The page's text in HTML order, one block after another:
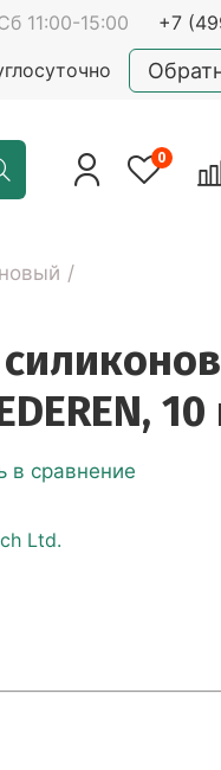
11:00-15:00 +7
0
в сравнение
Ltd.